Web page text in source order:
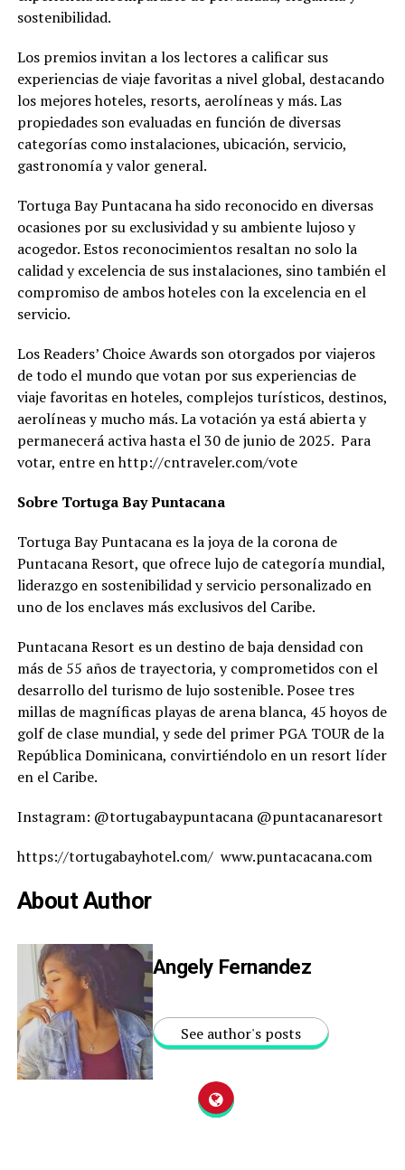
sostenibilidad.
Los premios invitan a los lectores a calificar sus
experiencias de viaje favoritas a nivel global, destacando
los mejores hoteles, resorts, aerolíneas y más. Las
propiedades son evaluadas en función de diversas
categorías como instalaciones, ubicación, servicio,
gastronomía y valor general.
Tortuga Bay Puntacana ha sido reconocido en diversas
ocasiones por su exclusividad y su ambiente lujoso y
acogedor. Estos reconocimientos resaltan no solo la
calidad y excelencia de sus instalaciones, sino también el
compromiso de ambos hoteles con la excelencia en el
servicio.
Los Readers’ Choice Awards son otorgados por viajeros
de todo el mundo que votan por sus experiencias de
viaje favoritas en hoteles, complejos turísticos, destinos,
aerolíneas y mucho más. La votación ya está abierta y
permanecerá activa hasta el 30 de junio de 2025. Para
votar, entre en http://cntraveler.com/vote
Sobre Tortuga Bay Puntacana
Tortuga Bay Puntacana es la joya de la corona de
Puntacana Resort, que ofrece lujo de categoría mundial,
liderazgo en sostenibilidad y servicio personalizado en
uno de los enclaves más exclusivos del Caribe.
Puntacana Resort es un destino de baja densidad con
más de 55 años de trayectoria, y comprometidos con el
desarrollo del turismo de lujo sostenible. Posee tres
millas de magníficas playas de arena blanca, 45 hoyos de
golf de clase mundial, y sede del primer PGA TOUR de la
República Dominicana, convirtiéndolo en un resort líder
en el Caribe.
Instagram: @tortugabaypuntacana @puntacanaresort
https://tortugabayhotel.com/ www.puntacacana.com
About Author
Angely Fernandez
See author's posts